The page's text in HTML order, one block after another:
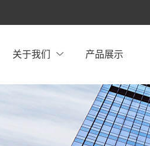
关于我们 产品展示